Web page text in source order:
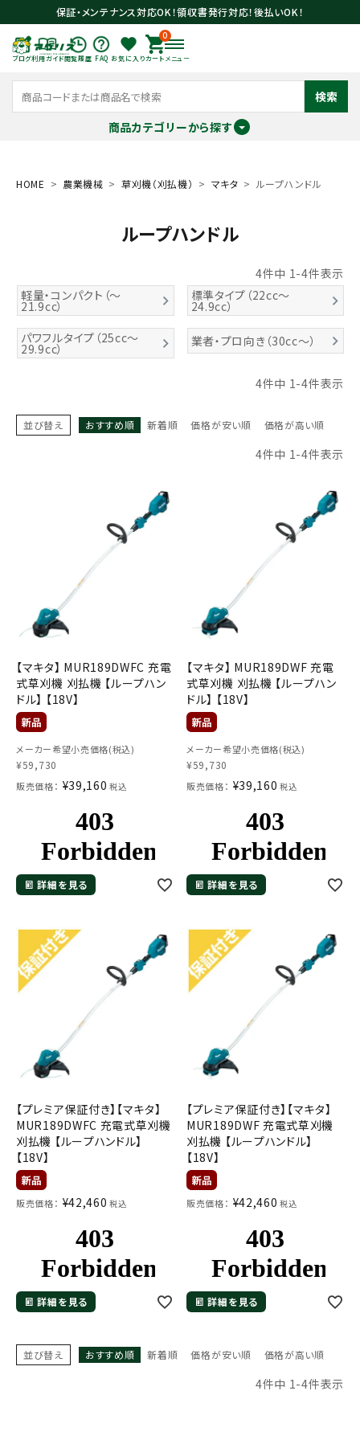
保証・メンテナンス対応OK！領収書発行対応！後払いOK！
ブログ利用ガイド閲覧履歴 FAQ お気に入り
0
カート メニュー
検索
商品カテゴリーから探す
meeting_room ログイン person 会員登録
search
閲覧履歴一覧
レンタル
ブログ
利用ガイド FAQ
info@agriz.net
FAXでのご注文
0739-72-453224時間受付
HOME 農業機械 草刈機（刈払機） マキタ ループハンドル
ループハンドル
4件中 1-4件表示
軽量・コンパクト（～
21.9cc）
標準タイプ（22cc～
24.9cc）
パワフルタイプ（25cc～
29.9cc） 業者・プロ向き（30cc～）
4件中 1-4件表示
並び替え おすすめ順 新着順 価格が安い順 価格が高い順
4件中 1-4件表示
【マキタ】 MUR189DWFC 充電
式草刈機 刈払機 【ループハン
ドル】 【18V】
メーカー希望小売価格(税込)
¥59,730
販売価格： ¥39,160 税込
詳細を見る
【マキタ】 MUR189DWF 充電
式草刈機 刈払機 【ループハン
ドル】 【18V】
メーカー希望小売価格(税込)
¥59,730
販売価格： ¥39,160 税込
詳細を見る
【プレミア保証付き】【マキタ】
MUR189DWFC 充電式草刈機
刈払機 【ループハンドル】
【18V】
販売価格： ¥42,460 税込
詳細を見る
【プレミア保証付き】【マキタ】
MUR189DWF 充電式草刈機
刈払機 【ループハンドル】
【18V】
販売価格： ¥42,460 税込
詳細を見る
並び替え おすすめ順 新着順 価格が安い順 価格が高い順
4件中 1-4件表示